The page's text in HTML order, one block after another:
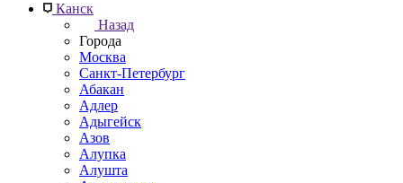
Канск
Назад
Города
Москва
Санкт-Петербург
Абакан
Адлер
Адыгейск
Азов
Алупка
Алушта